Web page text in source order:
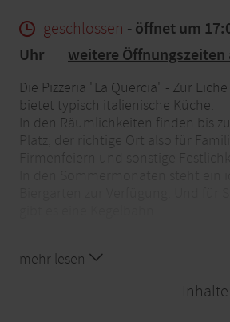
geschlossen - öffnet um
Uhr
weitere Öffnungszeiten
Die Pizzeria "La Quercia" - Zur
bietet typisch italienische Küche.
In den Räumlichkeiten finden bis
Platz, der richtige Ort also für
Abholservice zu den genannten
Lieferservice auf Anfrage zwischen
Telefonisch erreichbar für
mehr lesen